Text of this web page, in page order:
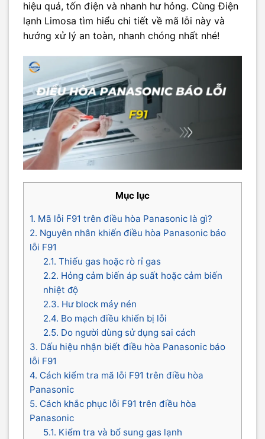
hiệu quả, tốn điện và nhanh hư hỏng. Cùng Điện
lạnh Limosa tìm hiểu chi tiết về mã lỗi này và
hướng xử lý an toàn, nhanh chóng nhất nhé!
Mục lục
1. Mã lỗi F91 trên điều hòa Panasonic là gì?
2. Nguyên nhân khiến điều hòa Panasonic báo
lỗi F91
2.1. Thiếu gas hoặc rò rỉ gas
2.2. Hỏng cảm biến áp suất hoặc cảm biến
nhiệt độ
2.3. Hư block máy nén
2.4. Bo mạch điều khiển bị lỗi
2.5. Do người dùng sử dụng sai cách
3. Dấu hiệu nhận biết điều hòa Panasonic báo
lỗi F91
4. Cách kiểm tra mã lỗi F91 trên điều hòa
Panasonic
5. Cách khắc phục lỗi F91 trên điều hòa
Panasonic
5.1. Kiểm tra và bổ sung gas lạnh